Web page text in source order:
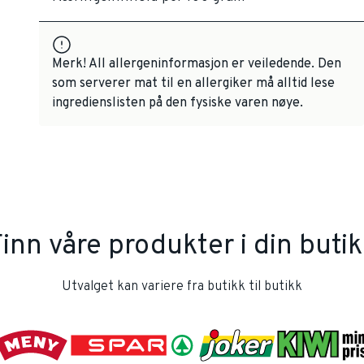
Merk! All allergeninformasjon er veiledende. Den
som serverer mat til en allergiker må alltid lese
ingredienslisten på den fysiske varen nøye.
våre produkter i din
Utvalget kan variere fra butikk til butikk